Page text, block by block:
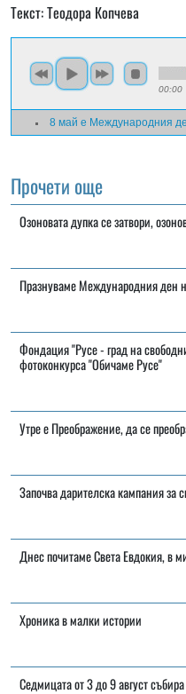
Текст: Теодора Копчева
00:00
8 май е Международния
Прочети още
Озоновата дупка се затвори,
Празнуваме Международния ден
Фондация "Русе - град на
фотоконкурса "Обичаме Русе"
Утре е Преображение, да се
Започва дарителска кампания за
Днес почитаме Света Евдокия, в
Хроника в малки истории
Седмицата от 3 до 9 август